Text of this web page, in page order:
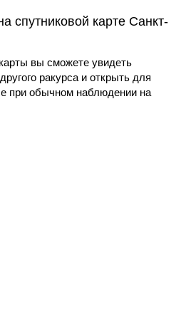
спутниковой карте Санкт-
вы сможете увидеть
ракурса и открыть для
при обычном наблюдении на